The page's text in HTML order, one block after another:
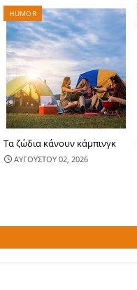
HUMOR
Τα ζώδια κάνουν κάμπινγκ
ΑΥΓΟΥΣΤΟΥ 02, 2026